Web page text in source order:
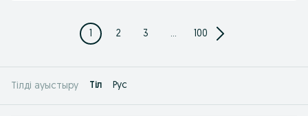
1 2 3 ... 100
Тілді ауыстыру Tіл Рус